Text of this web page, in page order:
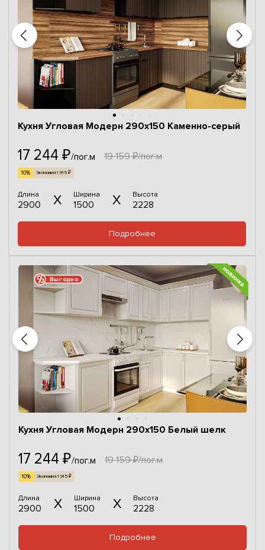
Кухня Угловая Модерн 290x150 Каменно-серый
17 244 ₽/пог.м 19 159 ₽/пог.м
10% Экономия 1 915 ₽
Длина
2900
Ширина
1500
Высота
2228
Подробнее
Выгодно
Кухня Угловая Модерн 290x150 Белый шелк
17 244 ₽/пог.м 19 159 ₽/пог.м
10% Экономия 1 915 ₽
Длина
2900
Ширина
1500
Высота
2228
Подробнее